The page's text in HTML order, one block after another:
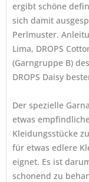
ergibt schöne
sich damit
Perlmuster.
Lima, DROPS
(Garngruppe B)
DROPS Daisy
Der spezielle
etwas
Kleidungsstücke
für etwas edlere
eignet. Es ist
schonend zu